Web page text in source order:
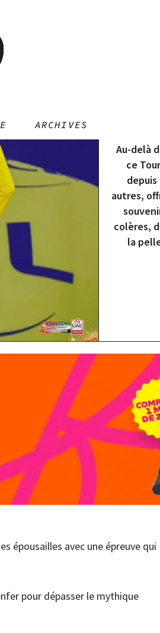
ARCHIVES
Au-delà
ce
autres,
colères,
la
épousailles avec une épreuve qui
pour dépasser le mythique